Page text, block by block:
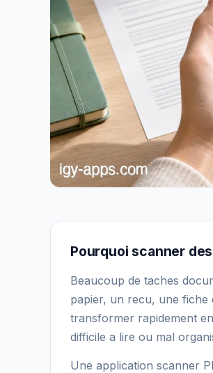
Pourquoi scanner
Beaucoup de taches
papier, un recu, une fiche
transformer rapidement
difficile a lire ou mal
Une application scanner